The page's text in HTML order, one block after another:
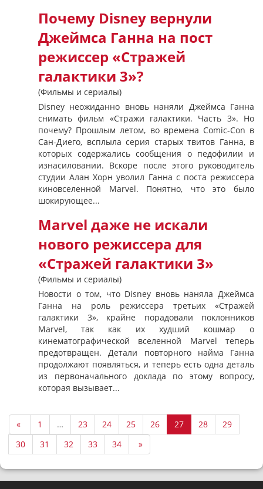
Почему Disney вернули
Джеймса Ганна на пост
режиссер «Стражей
галактики 3»?
(Фильмы и сериалы)
Disney неожиданно вновь наняли Джеймса Ганна
снимать фильм «Стражи галактики. Часть 3». Но
почему? Прошлым летом, во времена Comic-Con в
Сан-Диего, всплыла серия старых твитов Ганна, в
которых содержались сообщения о педофилии и
изнасиловании. Вскоре после этого руководитель
студии Алан Хорн уволил Ганна с поста режиссера
киновселенной Marvel. Понятно, что это было
шокирующее...
Marvel даже не искали
нового режиссера для
«Стражей галактики 3»
(Фильмы и сериалы)
Новости о том, что Disney вновь наняла Джеймса
Ганна на роль режиссера третьих «Стражей
галактики 3», крайне порадовали поклонников
Marvel, так как их худший кошмар о
кинематографической вселенной Marvel теперь
предотвращен. Детали повторного найма Ганна
продолжают появляться, и теперь есть одна деталь
из первоначального доклада по этому вопросу,
которая вызывает...
« 1 … 23 24 25 26 27 28
29
30
31 32 33 34 »